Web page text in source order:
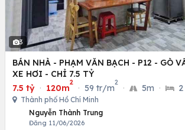
3
BÁN NHÀ - PHẠM VĂN BẠCH - P12 - GÒ
XE HƠI - CHỈ 7.5 TỶ
7.5 tỷ · 120m
2
· 59 tr/m
2
· 5m · 2
Thành phố Hồ Chí Minh
Nguyễn Thành Trung
Đăng 11/06/2026